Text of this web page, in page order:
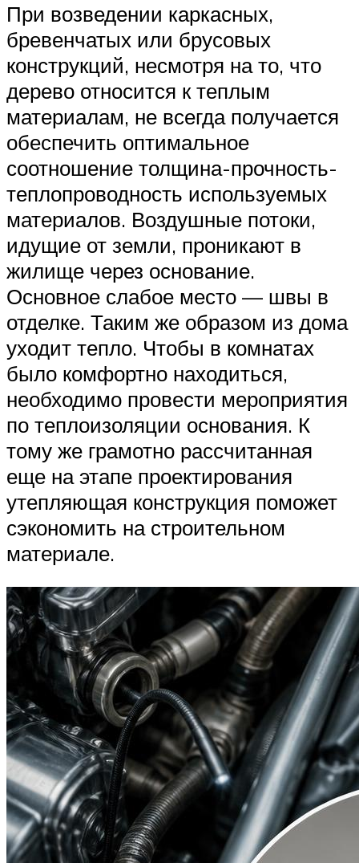
При возведении каркасных,
бревенчатых или брусовых
конструкций, несмотря на то, что
дерево относится к теплым
материалам, не всегда получается
обеспечить оптимальное
соотношение толщина-прочность-
теплопроводность используемых
материалов. Воздушные потоки,
идущие от земли, проникают в
жилище через основание.
Основное слабое место — швы в
отделке. Таким же образом из дома
уходит тепло. Чтобы в комнатах
было комфортно находиться,
необходимо провести мероприятия
по теплоизоляции основания. К
тому же грамотно рассчитанная
еще на этапе проектирования
утепляющая конструкция поможет
сэкономить на строительном
материале.